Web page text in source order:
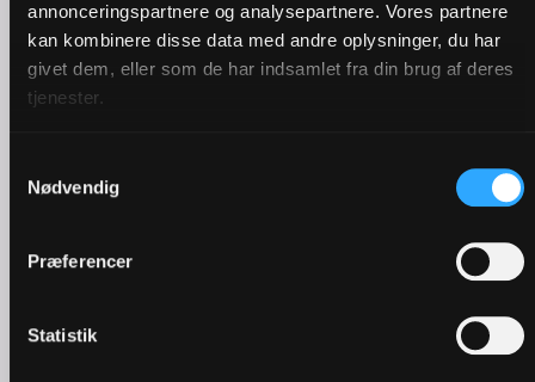
annonceringspartnere og analysepartnere. Vores partnere
kan kombinere disse data med andre oplysninger, du har
givet dem, eller som de har indsamlet fra din brug af deres
tjenester.
Nødvendig
Præferencer
Statistik
Pinse | Derfor fejrer vi den